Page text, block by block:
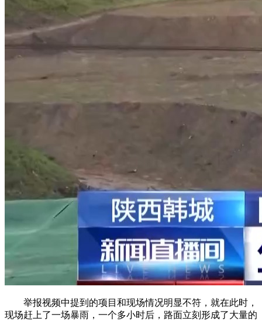
举报视频中提到的项目和现场情况明显不符，就在此时，
现场赶上了一场暴雨，一个多小时后，路面立刻形成了大量的